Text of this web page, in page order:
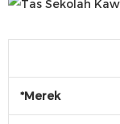
*Merek